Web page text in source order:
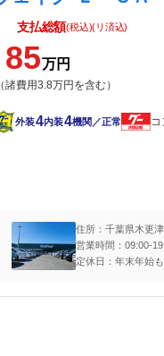
支払総額(税込)(リ済込)
85万円
（諸費用3.8万円を含む）
外装4内装4機関／正常 コ
住所：千葉県木更
営業時間：09:00-
定休日：年末年始